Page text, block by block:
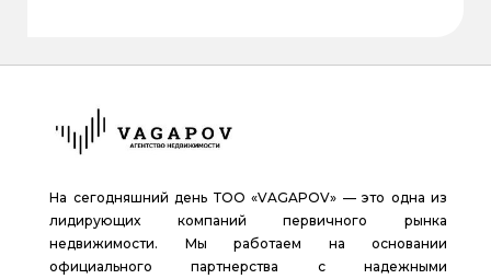
На сегодняшний день ТОО «VAGAPOV» — это одна из
лидирующих компаний первичного рынка
недвижимости. Мы работаем на основании
официального партнерства с надежными